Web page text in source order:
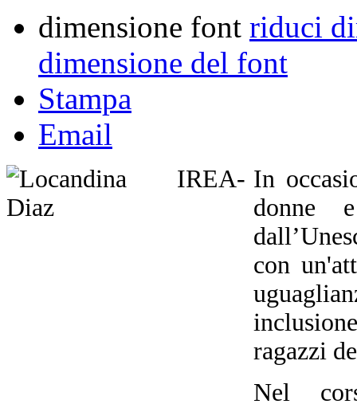
dimensione font riduci
dimensione del font
Stampa
Email
In
donne
con
ragazzi
Nel